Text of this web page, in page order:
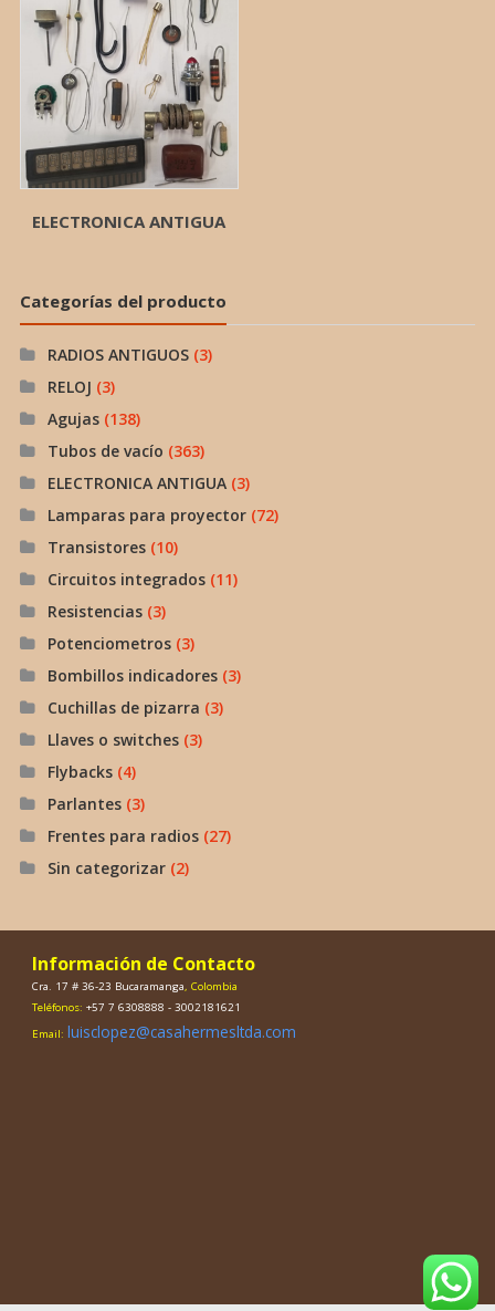
ELECTRONICA ANTIGUA
Categorías del producto
RADIOS ANTIGUOS (3)
RELOJ (3)
Agujas (138)
Tubos de vacío (363)
ELECTRONICA ANTIGUA (3)
Lamparas para proyector (72)
Transistores (10)
Circuitos integrados (11)
Resistencias (3)
Potenciometros (3)
Bombillos indicadores (3)
Cuchillas de pizarra (3)
Llaves o switches (3)
Flybacks (4)
Parlantes (3)
Frentes para radios (27)
Sin categorizar (2)
Información de Contacto
Cra. 17 # 36-23 Bucaramanga, Colombia
Teléfonos: +57 7 6308888 - 3002181621
Email: luisclopez@casahermesltda.com